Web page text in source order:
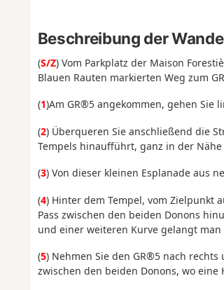
Beschreibung der
(S/Z) Vom Parkplatz der Maison
Blauen Rauten markierten Weg zum
(1)Am GR®5 angekommen, gehen Sie
(2) Überqueren Sie anschließend die
Tempels hinaufführt, ganz in der
(3) Von dieser kleinen Esplanade aus
(4) Hinter dem Tempel, vom Zielpunkt
Pass zwischen den beiden Donons
und einer weiteren Kurve gelangt
(5) Nehmen Sie den GR®5 nach rechts
zwischen den beiden Donons, wo